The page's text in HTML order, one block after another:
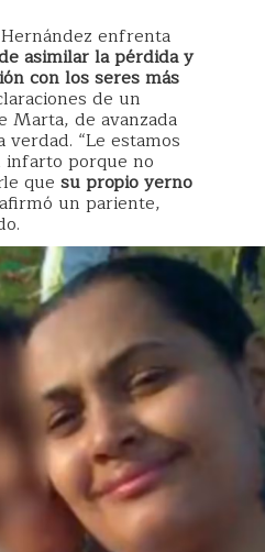
enfrenta
asimilar la pérdida y
con los seres más
de un
Marta, de avanzada
“Le estamos
porque no
que su propio yerno
un pariente,